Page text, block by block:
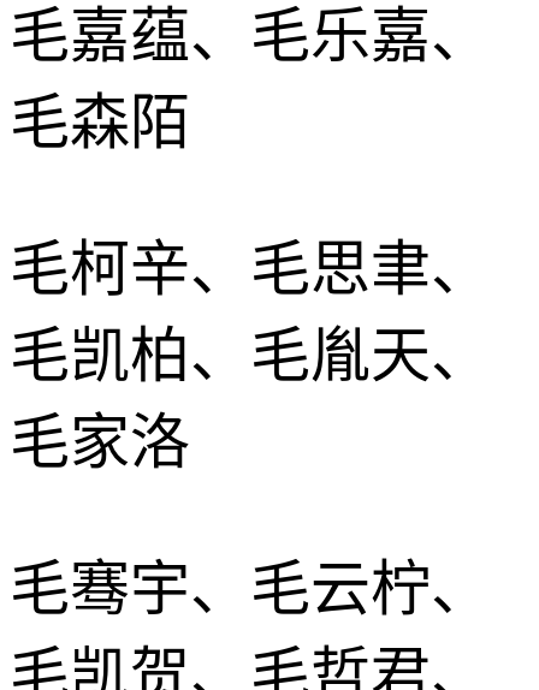
毛嘉蕴、毛乐嘉、
毛森陌
毛柯辛、毛思聿、
毛凯柏、毛胤天、
毛家洛
毛骞宇、毛云柠、
毛凯贺、毛哲君、